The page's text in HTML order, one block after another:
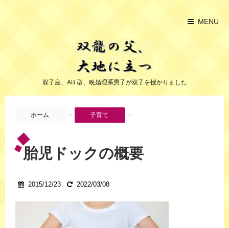
MENU
双子座、AB 型、晩婚理系男子が双子を授かりました
ホーム > 子育て >
胎児ドックの概要
2015/12/23 2022/03/08